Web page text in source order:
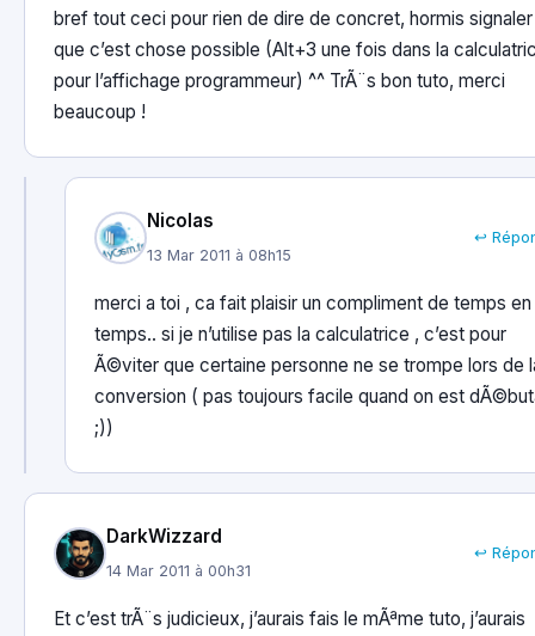
bref tout ceci pour rien de dire de concret, hormis signaler
que c’est chose possible (Alt+3 une fois dans la
pour l’affichage programmeur) ^^ TrÃ¨s bon tuto, merci
beaucoup !
Nicolas
13 Mar 2011 à 08h15
↩
merci a toi , ca fait plaisir un compliment de temps en
temps.. si je n’utilise pas la calculatrice , c’est pour
Ã©viter que certaine personne ne se trompe lors de
conversion ( pas toujours facile quand on est
;))
DarkWizzard
14 Mar 2011 à 00h31
↩
Et c’est trÃ¨s judicieux, j’aurais fais le mÃªme tuto, j’aurais